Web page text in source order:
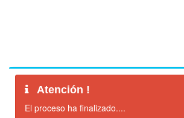
Atención !
El proceso ha finalizado....